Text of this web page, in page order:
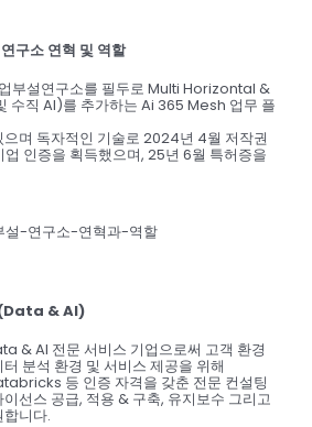
구소 연혁 및 역할
부설연구소를 필두로 Multi Horizontal &
수직 AI)를 추가하는 Ai 365 Mesh 업무 플
며 독자적인 기술로 2024년 4월 저작권
업 인증을 획득했으며, 25년 6월 특허증을
(Data & AI)
& AI 전문 서비스 기업으로써 고객 환경
분석 환경 및 서비스 제공을 위해
등 인증 자격을 갖춘 전문 컨설팅
선스 공급, 적용 & 구축, 유지보수 그리고
니다.